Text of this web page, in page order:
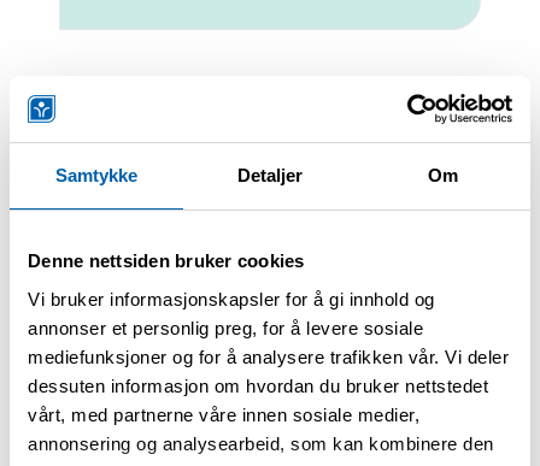
Samtykke Detaljer Om
Denne nettsiden bruker cookies
Vi bruker informasjonskapsler for å gi innhold og
annonser et personlig preg, for å levere sosiale
mediefunksjoner og for å analysere trafikken vår. Vi deler
dessuten informasjon om hvordan du bruker nettstedet
vårt, med partnerne våre innen sosiale medier,
annonsering og analysearbeid, som kan kombinere den
🏃‍♀️🌿 BLI MED PÅ OPPTUR I HALDEN 🌿🏃‍♂️
NAAF Region Østfold inviterer til et sosialt
📍 Venås og Festningen i Halden
📅 Oppstart august 2026
🕔 Mandager og torsdager kl. 17.15–18.15
Opptur passer for deg som ønsker: